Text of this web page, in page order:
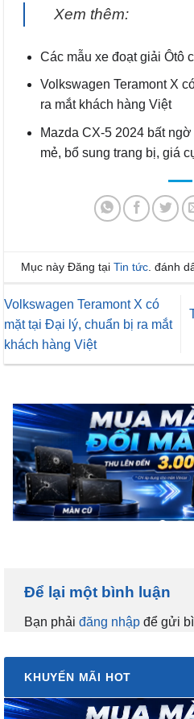
Xem thêm:
Các mẫu xe đoạt giải Ôtô
Volkswagen Teramont X
ra mắt khách hàng Việt
Mazda CX-5 2024 bất
mẻ, bổ sung trang bị, giá
Mục này Đăng tại Tin tức . đánh
Volkswagen Teramont X có
mặt tại Đại lý, chuẩn bị ra mắt
khách hàng Việt
Để lại một bình luận
Bạn phải đăng nhập để gửi
KHUYẾN MÃI HOT